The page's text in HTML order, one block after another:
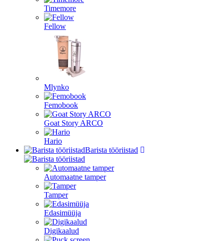
Timemore
Fellow
Mlynko
Femobook
Goat Story ARCO
Hario
Barista tööriistad
Automaatne tamper
Tamper
Edasimüüja
Digikaalud